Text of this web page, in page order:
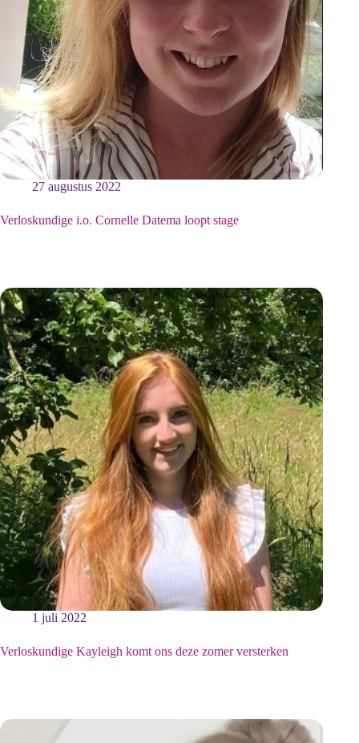
27 augustus 2022
Verloskundige i.o. Cornelle Datema loopt stage
1 juli 2022
Verloskundige Kayleigh komt ons deze zomer versterken